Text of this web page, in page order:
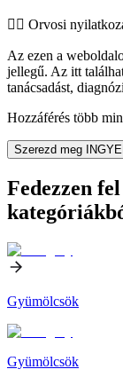
👨‍⚕️️ Orvosi
Az ezen a
jellegű. Az itt
tanácsadást,
Hozzáférés több
Szerezd meg
Fedezzen
Gyümölcsök
Gyümölcsök